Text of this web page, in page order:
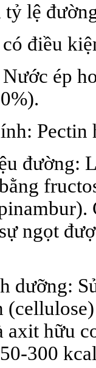
lệ
điều
ép
Pectin
đường:
ngọt
dưỡng:
hữu
300